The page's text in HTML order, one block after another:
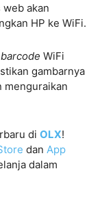
akan
HP ke WiFi.
barcode WiFi
gambarnya
menguraikan
di OLX!
dan App
dalam